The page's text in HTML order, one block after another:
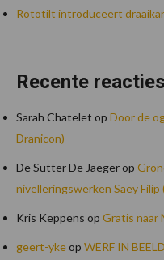
Rototilt introduceert
Recente reacties
Sarah Chatelet op Door de
Dranicon)
De Sutter De Jaegerop
nivelleringswerken Saey
Kris Keppens op Gratis naar
geert-ykeop WERF IN